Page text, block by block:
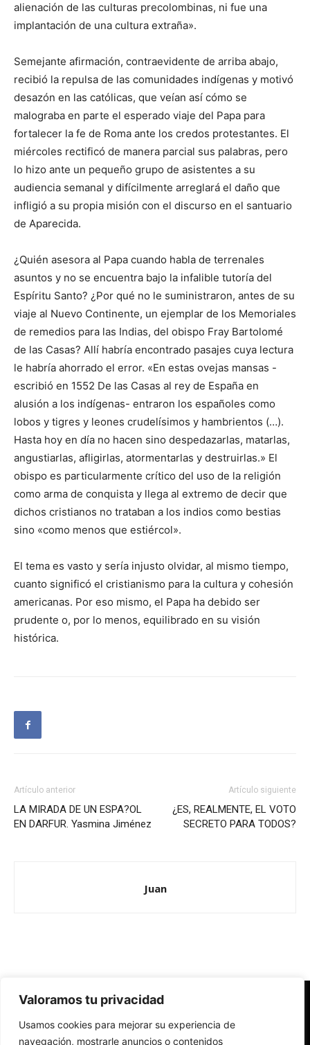
Valoramos tu privacidad
Usamos cookies para mejorar su experiencia de
navegación, mostrarle anuncios o contenidos
alienación de las culturas precolombinas, ni fue una
implantación de una cultura extraña».
Semejante afirmación, contraevidente de arriba abajo,
recibió la repulsa de las comunidades indígenas y motivó
desazón en las católicas, que veían así cómo se
malograba en parte el esperado viaje del Papa para
fortalecer la fe de Roma ante los credos protestantes. El
miércoles rectificó de manera parcial sus palabras, pero
lo hizo ante un pequeño grupo de asistentes a su
audiencia semanal y difícilmente arreglará el daño que
infligió a su propia misión con el discurso en el santuario
de Aparecida.
¿Quién asesora al Papa cuando habla de terrenales
asuntos y no se encuentra bajo la infalible tutoría del
Espíritu Santo? ¿Por qué no le suministraron, antes de su
viaje al Nuevo Continente, un ejemplar de los Memoriales
de remedios para las Indias, del obispo Fray Bartolomé
de las Casas? Allí habría encontrado pasajes cuya lectura
le habría ahorrado el error. «En estas ovejas mansas -
escribió en 1552 De las Casas al rey de España en
alusión a los indígenas- entraron los españoles como
lobos y tigres y leones crudelísimos y hambrientos (…).
Hasta hoy en día no hacen sino despedazarlas, matarlas,
angustiarlas, afligirlas, atormentarlas y destruirlas.» El
obispo es particularmente crítico del uso de la religión
como arma de conquista y llega al extremo de decir que
dichos cristianos no trataban a los indios como bestias
sino «como menos que estiércol».
El tema es vasto y sería injusto olvidar, al mismo tiempo,
cuanto significó el cristianismo para la cultura y cohesión
americanas. Por eso mismo, el Papa ha debido ser
prudente o, por lo menos, equilibrado en su visión
histórica.
Artículo anterior
LA MIRADA DE UN ESPA?OL
EN DARFUR. Yasmina Jiménez
Artículo siguiente
¿ES, REALMENTE, EL VOTO
SECRETO PARA TODOS?
Juan
Redes Cristianas
Una mirada alternativa sobre la Iglesia católica y la sociedad
- Colectivos de Redes Cristianas